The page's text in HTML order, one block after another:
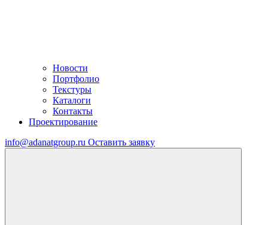
Новости
Портфолио
Текстуры
Каталоги
Контакты
Проектирование
info@adanatgroup.ru Оставить заявку